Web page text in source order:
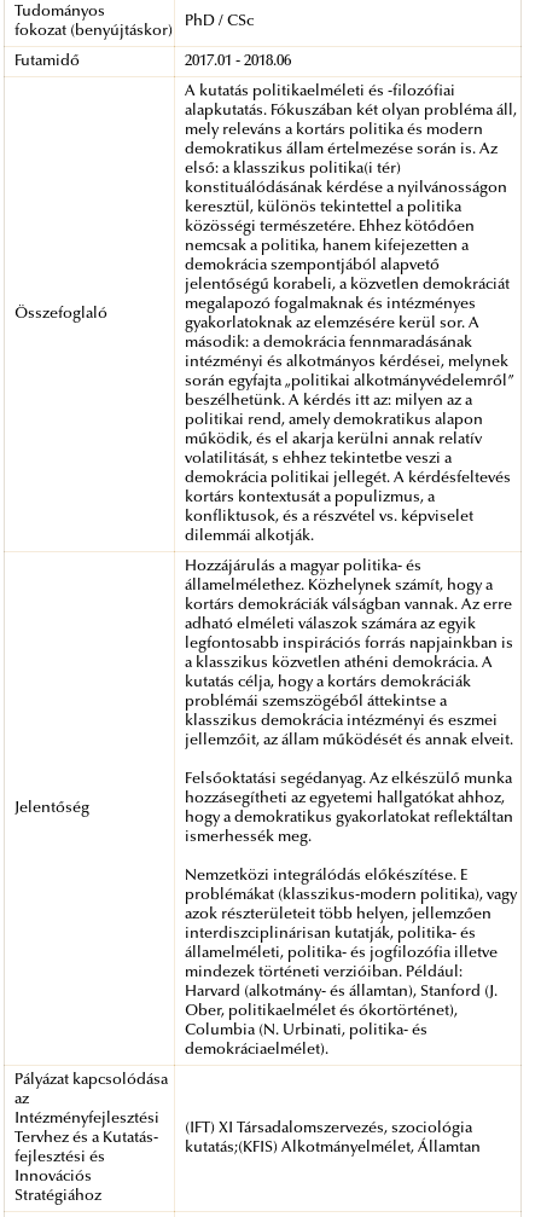
Tudományos
fokozat (benyújtáskor)
PhD / CSc
Futamidő 2017.01 - 2018.06
Összefoglaló
A kutatás politikaelméleti és -filozófiai
alapkutatás. Fókuszában két olyan probléma áll,
mely releváns a kortárs politika és modern
demokratikus állam értelmezése során is. Az
első: a klasszikus politika(i tér)
konstituálódásának kérdése a nyilvánosságon
keresztül, különös tekintettel a politika
közösségi természetére. Ehhez kötődően
nemcsak a politika, hanem kifejezetten a
demokrácia szempontjából alapvető
jelentőségű korabeli, a közvetlen demokráciát
megalapozó fogalmaknak és intézményes
gyakorlatoknak az elemzésére kerül sor. A
második: a demokrácia fennmaradásának
intézményi és alkotmányos kérdései, melynek
során egyfajta „politikai alkotmányvédelemről”
beszélhetünk. A kérdés itt az: milyen az a
politikai rend, amely demokratikus alapon
működik, és el akarja kerülni annak relatív
volatilitását, s ehhez tekintetbe veszi a
demokrácia politikai jellegét. A kérdésfeltevés
kortárs kontextusát a populizmus, a
konfliktusok, és a részvétel vs. képviselet
dilemmái alkotják.
Jelentőség
Hozzájárulás a magyar politika- és
államelmélethez. Közhelynek számít, hogy a
kortárs demokráciák válságban vannak. Az erre
adható elméleti válaszok számára az egyik
legfontosabb inspirációs forrás napjainkban is
a klasszikus közvetlen athéni demokrácia. A
kutatás célja, hogy a kortárs demokráciák
problémái szemszögéből áttekintse a
klasszikus demokrácia intézményi és eszmei
jellemzőit, az állam működését és annak elveit.
Felsőoktatási segédanyag. Az elkészülő munka
hozzásegítheti az egyetemi hallgatókat ahhoz,
hogy a demokratikus gyakorlatokat reflektáltan
ismerhessék meg.
Nemzetközi integrálódás előkészítése. E
problémákat (klasszikus-modern politika), vagy
azok részterületeit több helyen, jellemzően
interdiszciplinárisan kutatják, politika- és
államelméleti, politika- és jogfilozófia illetve
mindezek történeti verzióiban. Például:
Harvard (alkotmány- és államtan), Stanford (J.
Ober, politikaelmélet és ókortörténet),
Columbia (N. Urbinati, politika- és
demokráciaelmélet).
Pályázat kapcsolódása
az
Intézményfejlesztési
Tervhez és a Kutatás-
fejlesztési és
Innovációs
Stratégiához
(IFT) XI Társadalomszervezés, szociológia
kutatás;(KFIS) Alkotmányelmélet, Államtan